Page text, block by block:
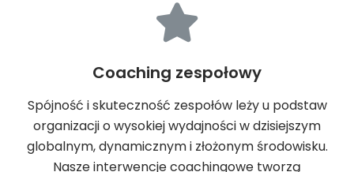
Coaching zespołowy
Spójność i skuteczność zespołów leży u podstaw
organizacji o wysokiej wydajności w dzisiejszym
globalnym, dynamicznym i złożonym środowisku.
Nasze interwencje coachingowe tworzą